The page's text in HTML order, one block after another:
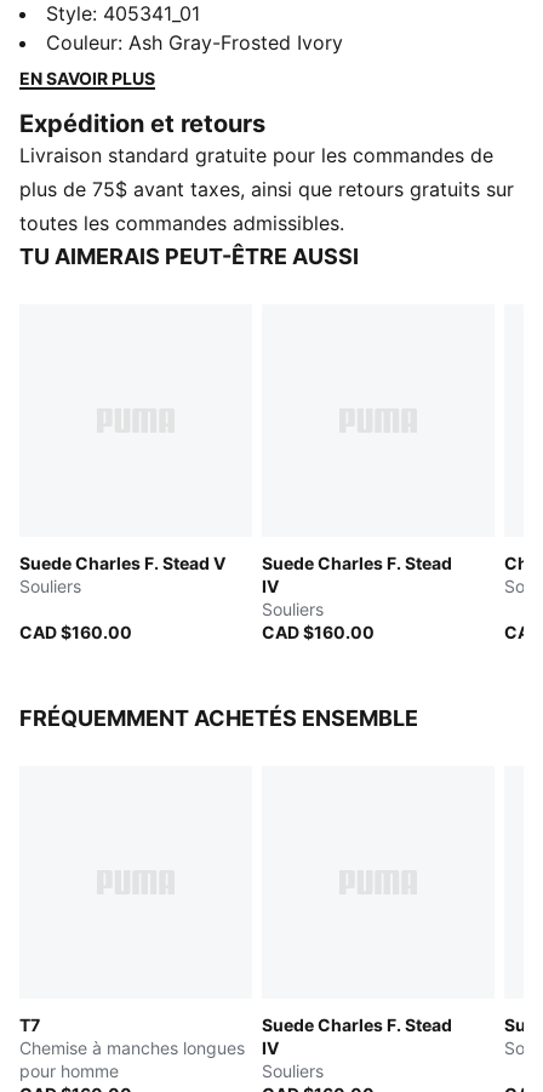
sur les terrains et dans la culture, portée par les
icônes, les pros de planche à roulette, les joueurs de
basket et les anticonformistes. Des décennies plus
montre aucun signe de ralentissement. Cette version
des chaussures est conçue en collaboration avec
Charles F. Stead.
CARACTÉRISTIQUES ET AVANTAGES
SOFTFOAM+ : Semelle intérieure confortable conçue
Style: 405341_01
Couleur: Ash Gray-Frosted Ivory
EN SAVOIR PLUS
Expédition et retours
Livraison standard gratuite pour les commandes de
plus de 75$ avant taxes, ainsi que retours gratuits sur
toutes les commandes admissibles.
TU AIMERAIS PEUT-ÊTRE AUSSI
Suede Charles F. Stead V
Souliers
CAD $160.00
Suede Charles F. Stead
IV
Souliers
CAD $160.00
FRÉQUEMMENT ACHETÉS ENSEMBLE
T7
Chemise à manches longues
pour homme
Suede Charles F. Stead
IV
Souliers